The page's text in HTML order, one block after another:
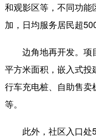
和观影区等，不同功
加，日均服务居民超
边角地再开发。项
平方米面积，嵌入式投
行车充电桩、自助售
等。
此外，社区入口处